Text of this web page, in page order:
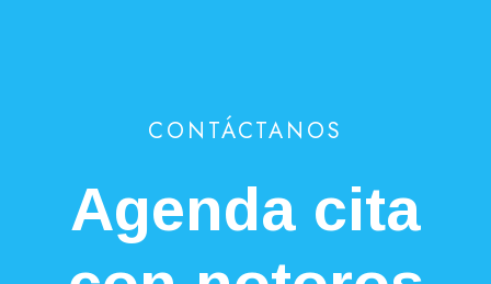
CONTÁCTANOS
Agenda cita